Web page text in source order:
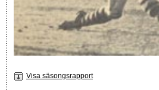
Visa säsongsrapport